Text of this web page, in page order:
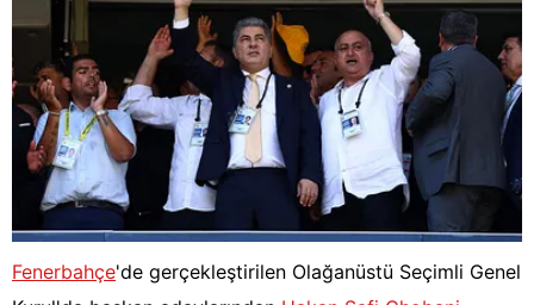
Fenerbahçe'de gerçekleştirilen Olağanüstü Seçimli Genel